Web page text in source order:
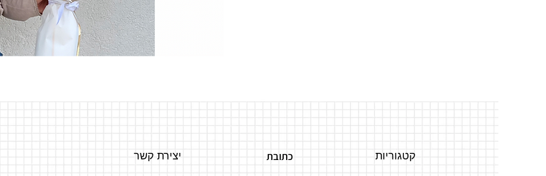
יצירת קשר כתובת קטגוריות